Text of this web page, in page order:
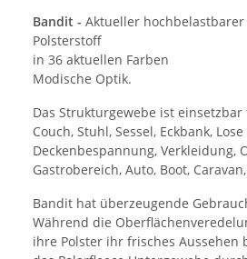
Bandit - Aktueller
Polsterstoff
in 36 aktuellen Farben
Modische Optik.
Das Strukturgewebe ist
Couch, Stuhl, Sessel, Eckbank,
Deckenbespannung, Verkleidung,
Gastrobereich, Auto, Boot,
Bandit hat überzeugende
Während die
ihre Polster ihr frisches Aussehen